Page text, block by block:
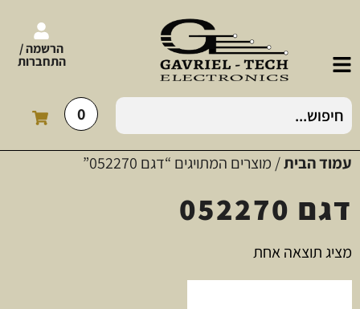
הרשמה /
התחברות
0
עמוד הבית/ מוצרים המתויגים “דגם 052270”
דגם 052270
מציג תוצאה אחת